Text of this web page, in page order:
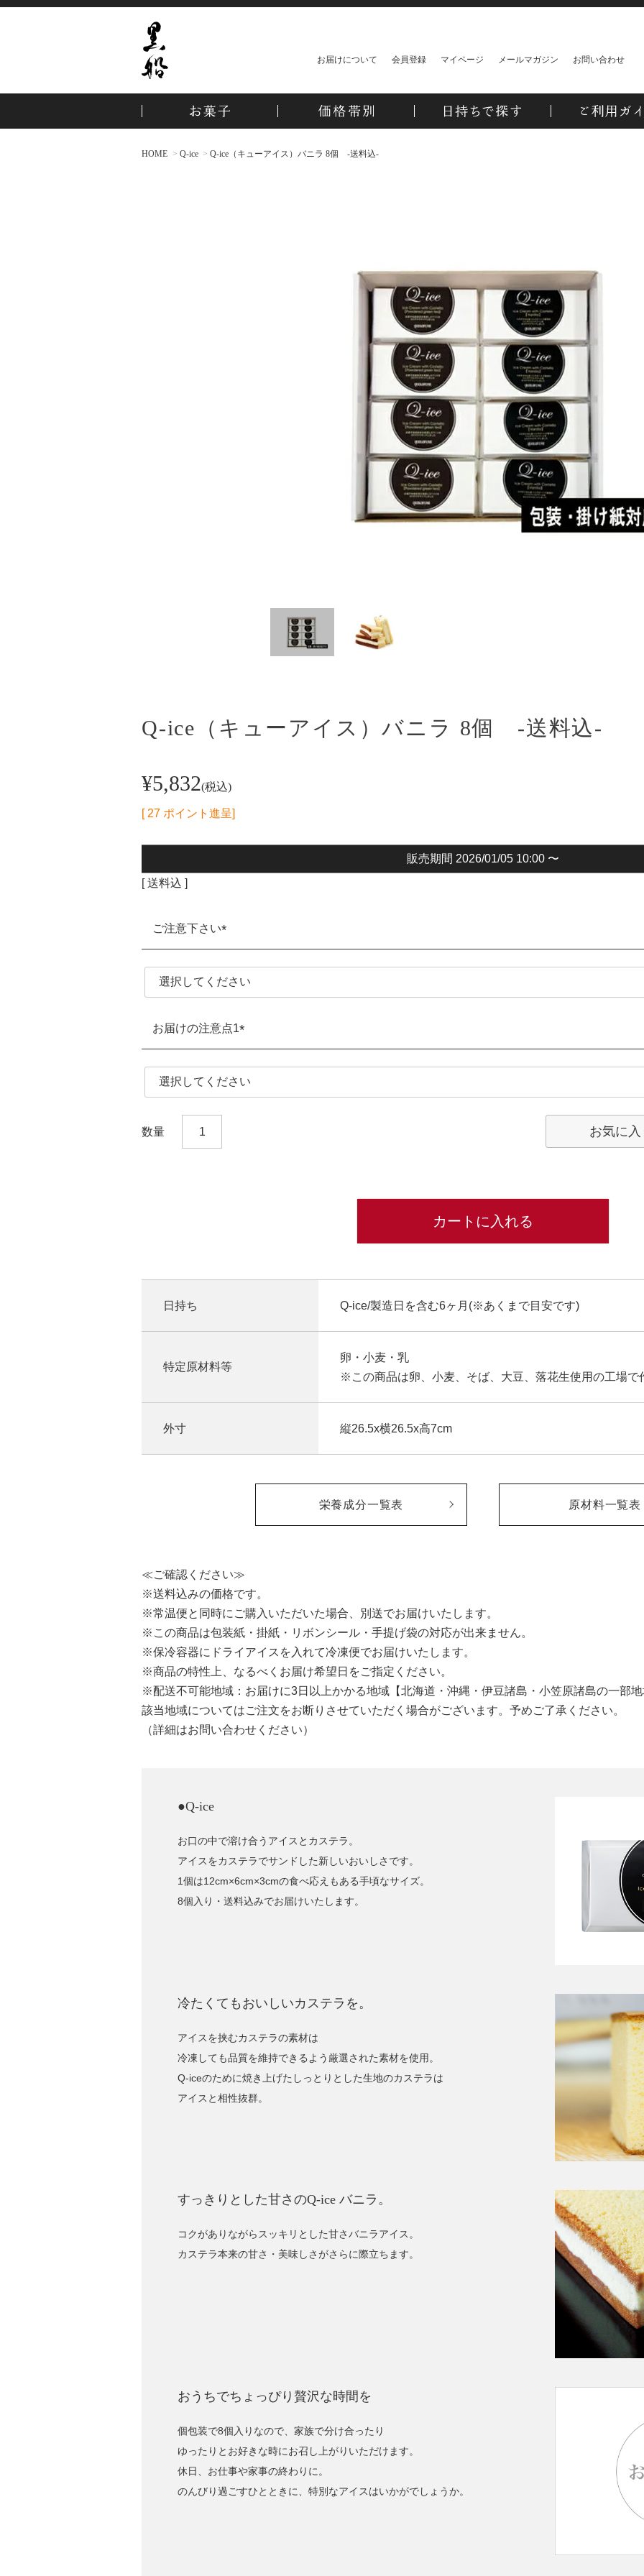
お届けについて 会員登録 マイページ メールマガジン お問い合わせ
HOME Q-ice Q-ice（キューアイス）バニラ 8個 -送料込-
Q-ice（キューアイス）バニラ 8個 -送料込-
¥5,832 税込
[ 27 ポイント進呈]
販売期間 2026/01/05 10:00 〜
送料込
ご注意下さい
(必
須)
お届けの注意点1
(必
須)
お気に
カートに入れる
日持ち Q-ice/製造日を含む6ヶ月(※あくまで目安です)
特定原材料等
卵・小麦・乳
※この商品は卵、小麦、そば、大豆、落花生使用の工場で
外寸 縦26.5x横26.5x高7cm
栄養成分一覧表 原材料一覧表
≪ご確認ください≫
※送料込みの価格です。
※常温便と同時にご購入いただいた場合、別送でお届けいたします。
※この商品は包装紙・掛紙・リボンシール・手提げ袋の対応が出来ません。
※保冷容器にドライアイスを入れて冷凍便でお届けいたします。
※商品の特性上、なるべくお届け希望日をご指定ください。
※配送不可能地域：お届けに3日以上かかる地域【北海道・沖縄・伊豆諸島・小笠原諸島の一部
該当地域についてはご注文をお断りさせていただく場合がございます。予めご了承ください。
（詳細はお問い合わせください）
●Q-ice
お口の中で溶け合うアイスとカステラ。
アイスをカステラでサンドした新しいおいしさです。
1個は12cm×6cm×3cmの食べ応えもある手頃なサイズ。
8個入り・送料込みでお届けいたします。
冷たくてもおいしいカステラを。
アイスを挟むカステラの素材は
冷凍しても品質を維持できるよう厳選された素材を使用。
Q-iceのために焼き上げたしっとりとした生地のカステラは
アイスと相性抜群。
すっきりとした甘さのQ-ice バニラ。
コクがありながらスッキリとした甘さバニラアイス。
カステラ本来の甘さ・美味しさがさらに際立ちます。
おうちでちょっぴり贅沢な時間を
個包装で8個入りなので、家族で分け合ったり
ゆったりとお好きな時にお召し上がりいただけます。
休日、お仕事や家事の終わりに。
のんびり過ごすひとときに、特別なアイスはいかがでしょうか。